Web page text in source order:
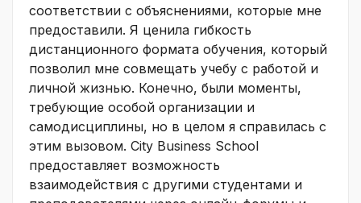
соответствии с объяснениями, которые мне
предоставили. Я ценила гибкость
дистанционного формата обучения, который
позволил мне совмещать учебу с работой и
личной жизнью. Конечно, были моменты,
требующие особой организации и
самодисциплины, но в целом я справилась с
этим вызовом. City Business School
предоставляет возможность
взаимодействия с другими студентами и